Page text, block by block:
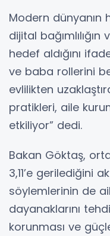
Modern dünyanın
dijital bağımlılığın
hedef aldığını
ve baba rollerini
evlilikten
pratikleri, aile
etkiliyor” dedi.
Bakan Göktaş,
3,11’e gerilediğini
söylemlerinin de
dayanaklarını
korunması ve